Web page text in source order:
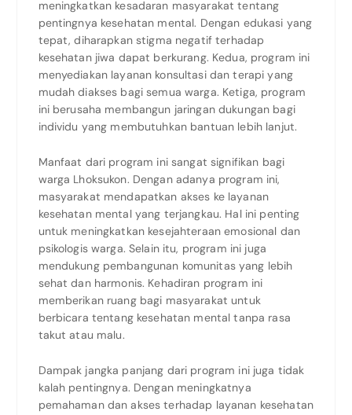
meningkatkan kesadaran masyarakat tentang
pentingnya kesehatan mental. Dengan edukasi yang
tepat, diharapkan stigma negatif terhadap
kesehatan jiwa dapat berkurang. Kedua, program ini
menyediakan layanan konsultasi dan terapi yang
mudah diakses bagi semua warga. Ketiga, program
ini berusaha membangun jaringan dukungan bagi
individu yang membutuhkan bantuan lebih lanjut.
Manfaat dari program ini sangat signifikan bagi
warga Lhoksukon. Dengan adanya program ini,
masyarakat mendapatkan akses ke layanan
kesehatan mental yang terjangkau. Hal ini penting
untuk meningkatkan kesejahteraan emosional dan
psikologis warga. Selain itu, program ini juga
mendukung pembangunan komunitas yang lebih
sehat dan harmonis. Kehadiran program ini
memberikan ruang bagi masyarakat untuk
berbicara tentang kesehatan mental tanpa rasa
takut atau malu.
Dampak jangka panjang dari program ini juga tidak
kalah pentingnya. Dengan meningkatnya
pemahaman dan akses terhadap layanan kesehatan